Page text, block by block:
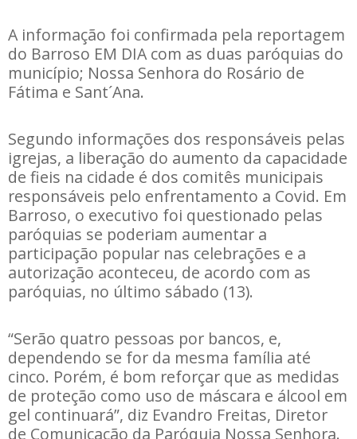
A informação foi confirmada pela reportagem
do Barroso EM DIA com as duas paróquias do
município; Nossa Senhora do Rosário de
Fátima e Sant´Ana.
Segundo informações dos responsáveis pelas
igrejas, a liberação do aumento da capacidade
de fieis na cidade é dos comitês municipais
responsáveis pelo enfrentamento a Covid. Em
Barroso, o executivo foi questionado pelas
paróquias se poderiam aumentar a
participação popular nas celebrações e a
autorização aconteceu, de acordo com as
paróquias, no último sábado (13).
“Serão quatro pessoas por bancos, e,
dependendo se for da mesma família até
cinco. Porém, é bom reforçar que as medidas
de proteção como uso de máscara e álcool em
gel continuará”, diz Evandro Freitas, Diretor
de Comunicação da Paróquia Nossa Senhora.